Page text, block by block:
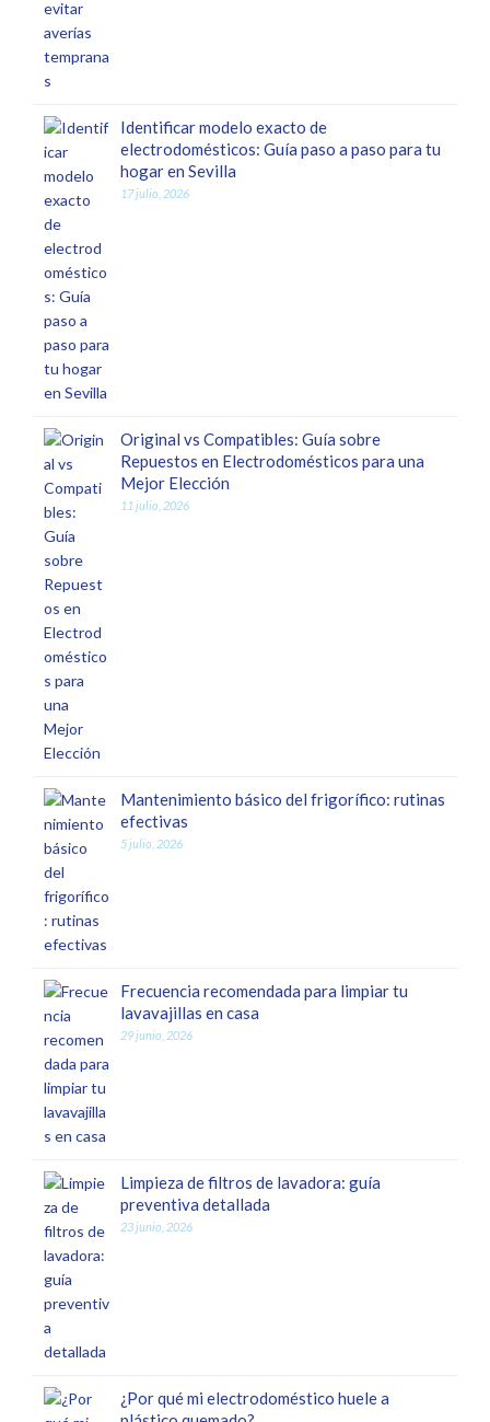
Identificar modelo exacto de
electrodomésticos: Guía paso a paso para tu
hogar en Sevilla
17 julio, 2026
Original vs Compatibles: Guía sobre
Repuestos en Electrodomésticos para una
Mejor Elección
11 julio, 2026
Mantenimiento básico del frigorífico: rutinas
efectivas
5 julio, 2026
Frecuencia recomendada para limpiar tu
lavavajillas en casa
29 junio, 2026
Limpieza de filtros de lavadora: guía
preventiva detallada
23 junio, 2026
¿Por qué mi electrodoméstico huele a